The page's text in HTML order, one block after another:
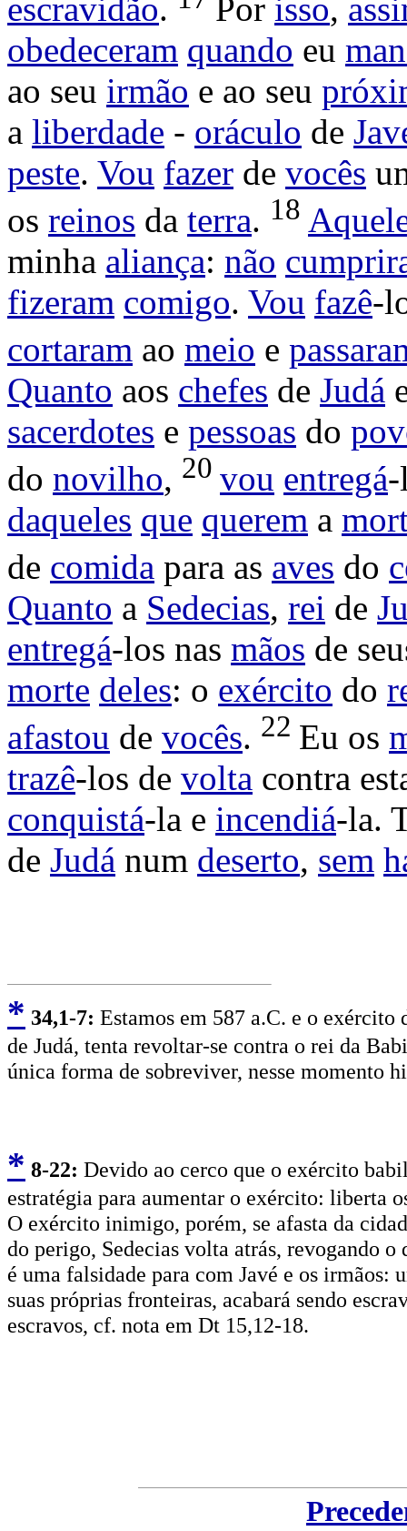
escravidão. Por isso,
obedeceram quando eu
ao seu irmão e ao seu
a liberdade - oráculo de
peste. Vou fazer de vocês
os reinos da terra. 18
minha aliança: não
fizeram comigo. Vou fazê-
cortaram ao meio e
Quanto aos chefes de Judá
sacerdotes e pessoas do
do novilho, 20 vou entregá
daqueles que querem a
de comida para as aves do
Quanto a Sedecias, rei de
entregá-los nas mãos de
morte deles: o exército do
afastou de vocês. 22 Eu os
trazê-los de volta contra
conquistá-la e incendiá-la.
de Judá num deserto, sem
* 34,1-7: Estamos em 587 a.C. e o exército
de Judá, tenta revoltar-se contra o rei da
única forma de sobreviver, nesse momento
* 8-22: Devido ao cerco que o exército
estratégia para aumentar o exército: liberta
O exército inimigo, porém, se afasta da
do perigo, Sedecias volta atrás, revogando o
é uma falsidade para com Javé e os irmãos:
suas próprias fronteiras, acabará sendo
escravos, cf. nota em Dt 15,12-18.